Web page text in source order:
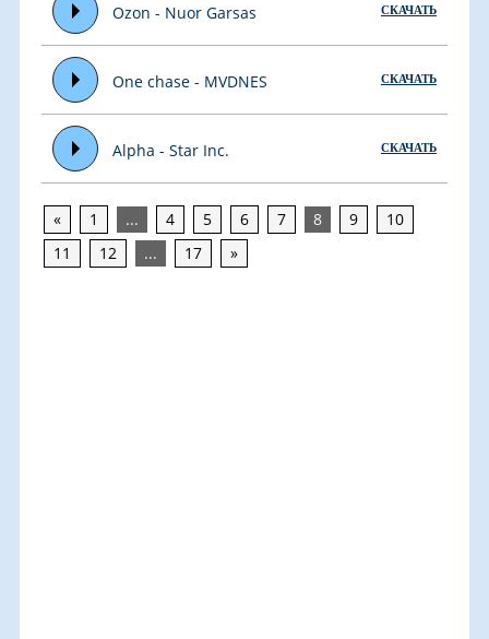
Ozon - Nuor Garsas СКАЧАТЬ
One chase - MVDNES СКАЧАТЬ
Alpha - Star Inc. СКАЧАТЬ
« 1 ... 4 5 6 7 8 9
10
11
12 ... 17 »